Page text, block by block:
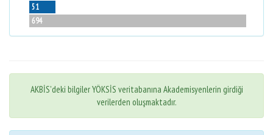
51
694
AKBİS'deki bilgiler YÖKSİS veritabanına Akademisyenlerin girdiği
verilerden oluşmaktadır.